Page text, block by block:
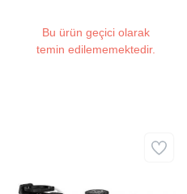
Bu ürün geçici olarak
temin edilememektedir.